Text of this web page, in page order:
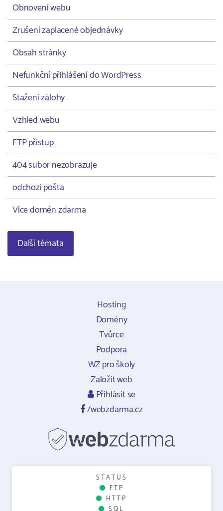
Obnovení webu
Zrušení zaplacené objednávky
Obsah stránky
Nefunkční přihlášení do WordPress
Stažení zálohy
Vzhled webu
FTP přístup
404 subor nezobrazuje
odchozí pošta
Více domén zdarma
Další témata
Hosting
Domény
Tvůrce
Podpora
WZ pro školy
Založit web
Přihlásit se
/webzdarma.cz
STATUS
FTP
HTTP